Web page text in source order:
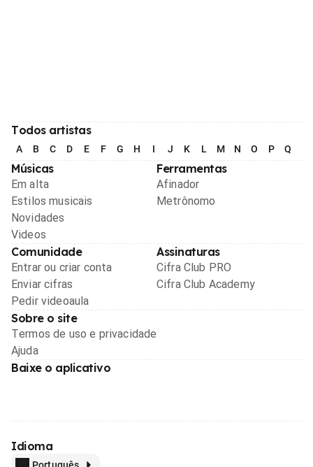
Todos artistas
A B C D E F G H I J K L M N O P Q
Músicas
Em alta
Estilos musicais
Novidades
Videos
Ferramentas
Afinador
Metrônomo
Comunidade
Entrar ou criar conta
Enviar cifras
Pedir videoaula
Assinaturas
Cifra Club PRO
Cifra Club Academy
Sobre o site
Termos de uso e privacidade
Ajuda
Baixe o aplicativo
Idioma